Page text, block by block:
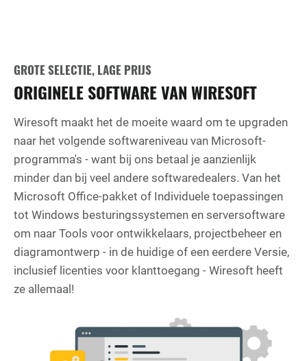
GROTE SELECTIE, LAGE PRIJS
ORIGINELE SOFTWARE VAN WIRESOFT
Wiresoft maakt het de moeite waard om te upgraden
naar het volgende softwareniveau van Microsoft-
programma's - want bij ons betaal je aanzienlijk
minder dan bij veel andere softwaredealers. Van het
Microsoft Office-pakket of Individuele toepassingen
tot Windows besturingssystemen en serversoftware
om naar Tools voor ontwikkelaars, projectbeheer en
diagramontwerp - in de huidige of een eerdere Versie,
inclusief licenties voor klanttoegang - Wiresoft heeft
ze allemaal!